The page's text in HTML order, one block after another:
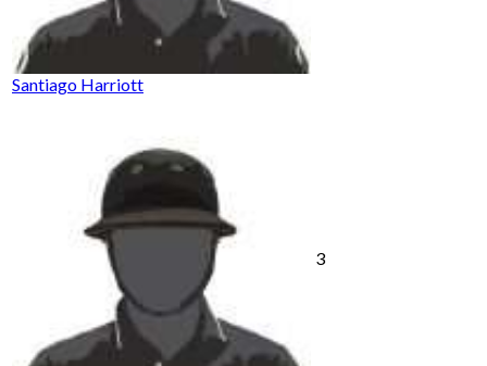
Santiago Harriott
3